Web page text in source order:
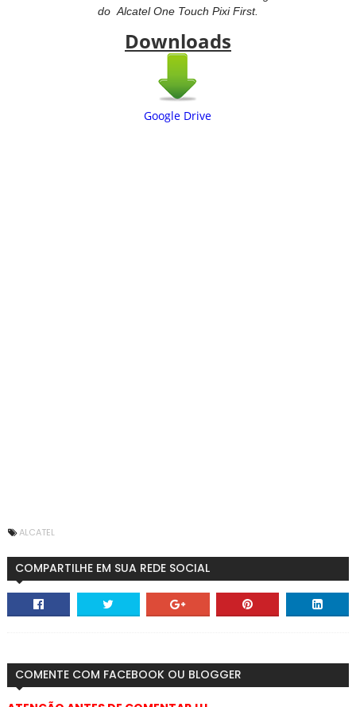
do Alcatel One Touch Pixi First.
Downloads
Google Drive
ALCATEL
COMPARTILHE EM SUA REDE SOCIAL
COMENTE COM FACEBOOK OU BLOGGER